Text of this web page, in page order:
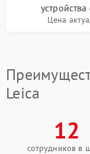
устройства
Цена
Leica
12
сотрудников в